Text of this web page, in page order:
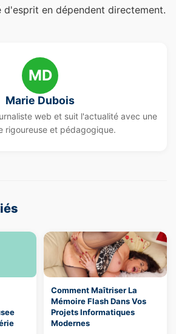
en dépendent directement.
MD
Marie Dubois
web et suit l'actualité avec une
rigoureuse et pédagogique.
Comment Maîtriser La
Mémoire Flash Dans Vos
Projets Informatiques
Modernes